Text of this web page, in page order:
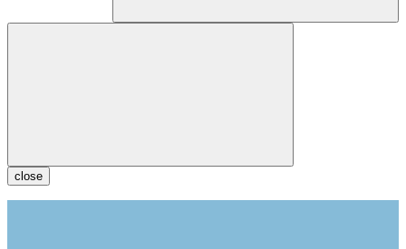
close